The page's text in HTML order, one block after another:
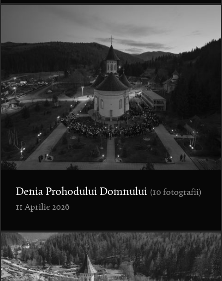
Denia Prohodului Domnului (10 fotografii)
11 Aprilie 2026